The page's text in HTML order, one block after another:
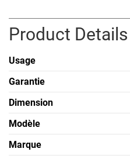
Product Details
Usage
Garantie
Dimension
Modèle
Marque